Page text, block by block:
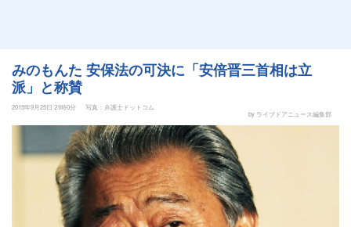
みのもんた 安保法の可決に「安倍晋三首相は立
派」と称賛
2015年9月25日 21時0分
写真：弁護士ドットコム
by ライブドアニュース編集部